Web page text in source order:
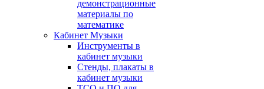
демонстрационные
материалы по
математике
Кабинет Музыки
Инструменты в
кабинет музыки
Стенды, плакаты в
кабинет музыки